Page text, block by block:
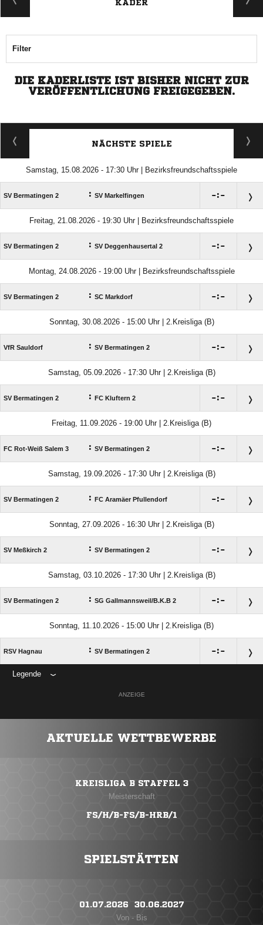
KADER
Filter
DIE KADERLISTE IST BISHER NICHT ZUR
VERÖFFENTLICHUNG FREIGEGEBEN.
NÄCHSTE SPIELE
Samstag, 15.08.2026 - 17:30 Uhr | Bezirksfreundschaftsspiele
SV Bermatingen 2 : SV Markelfingen :
Freitag, 21.08.2026 - 19:30 Uhr | Bezirksfreundschaftsspiele
SV Bermatingen 2 : SV Deggenhausertal 2 :
Montag, 24.08.2026 - 19:00 Uhr | Bezirksfreundschaftsspiele
SV Bermatingen 2 : SC Markdorf :
Sonntag, 30.08.2026 - 15:00 Uhr | 2.Kreisliga (B)
VfR Sauldorf : SV Bermatingen 2 :
Samstag, 05.09.2026 - 17:30 Uhr | 2.Kreisliga (B)
SV Bermatingen 2 : FC Kluftern 2 :
Freitag, 11.09.2026 - 19:00 Uhr | 2.Kreisliga (B)
FC Rot-Weiß Salem 3 : SV Bermatingen 2 :
Samstag, 19.09.2026 - 17:30 Uhr | 2.Kreisliga (B)
SV Bermatingen 2 : FC Aramäer Pfullendorf :
Sonntag, 27.09.2026 - 16:30 Uhr | 2.Kreisliga (B)
SV Meßkirch 2 : SV Bermatingen 2 :
Samstag, 03.10.2026 - 17:30 Uhr | 2.Kreisliga (B)
SV Bermatingen 2 : SG Gallmannsweil/​B.K.B 2 :
Sonntag, 11.10.2026 - 15:00 Uhr | 2.Kreisliga (B)
RSV Hagnau : SV Bermatingen 2 :
Legende
ANZEIGE
AKTUELLE WETTBEWERBE
KREISLIGA B STAFFEL 3
Meisterschaft
FS/H/B-FS/B-HRB/1
SPIELSTÄTTEN
01.07.2026 ​ 30.06.2027
Von - Bis